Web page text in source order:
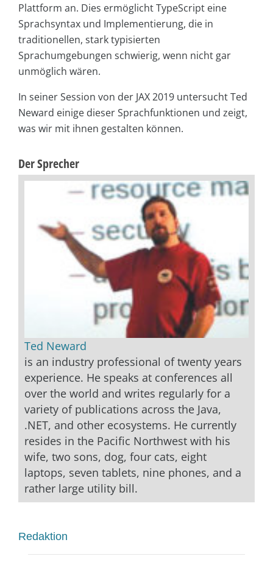
Plattform an. Dies ermöglicht TypeScript eine
Sprachsyntax und Implementierung, die in
traditionellen, stark typisierten
Sprachumgebungen schwierig, wenn nicht gar
unmöglich wären.
In seiner Session von der JAX 2019 untersucht Ted
Neward einige dieser Sprachfunktionen und zeigt,
was wir mit ihnen gestalten können.
Der Sprecher
Ted Neward
is an industry professional of twenty years
experience. He speaks at conferences all
over the world and writes regularly for a
variety of publications across the Java,
.NET, and other ecosystems. He currently
resides in the Pacific Northwest with his
wife, two sons, dog, four cats, eight
laptops, seven tablets, nine phones, and a
rather large utility bill.
Redaktion